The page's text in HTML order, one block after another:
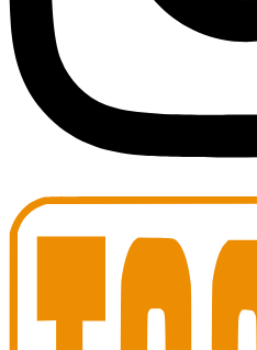
Toots Jazz Club